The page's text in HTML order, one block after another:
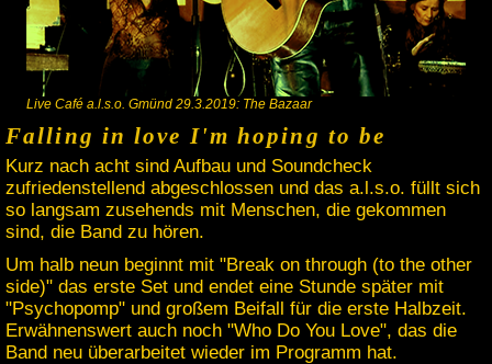
Live Café a.l.s.o. Gmünd 29.3.2019: The Bazaar
Falling in love I'm hoping to be
Kurz nach acht sind Aufbau und Soundcheck
zufriedenstellend abgeschlossen und das a.l.s.o. füllt sich
so langsam zusehends mit Menschen, die gekommen
sind, die Band zu hören.
Um halb neun beginnt mit "Break on through (to the other
side)" das erste Set und endet eine Stunde später mit
"Psychopomp" und großem Beifall für die erste Halbzeit.
Erwähnenswert auch noch "Who Do You Love", das die
Band neu überarbeitet wieder im Programm hat.